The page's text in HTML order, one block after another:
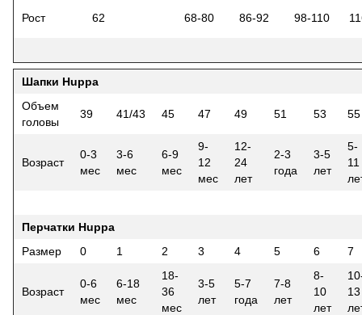
Рост 62 68-80 86-92 98-110
Шапки Huppa
Объем
головы
39 41/43 45 47 49 51 53 55
Возраст
0-3
мес
3-6
мес
6-9
мес
9-
12
мес
12-
24
лет
2-3
года
3-5
лет
5-
11
Перчатки Huppa
Размер
0 1 2 3 4 5 6 7
Возраст
0-6
мес
6-18
мес
18-
36
мес
3-5
лет
5-7
года
7-8
лет
8-
10
лет
13